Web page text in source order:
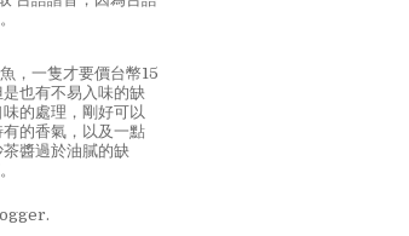
，一隻才要價台幣15
也有不易入味的缺
的處理，剛好可以
的香氣，以及一點
醬過於油膩的缺
.